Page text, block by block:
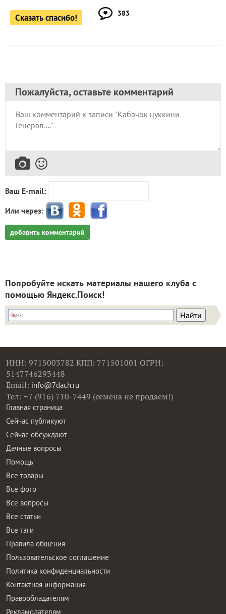
Сказать спасибо! 383
Пожалуйста, оставьте комментарий
Ваш E-mail:
Или через:
добавить комментарий
Попробуйте искать материалы нашего клуба с
помощью Яндекс.Поиск!
ИНН: 9715003782 КПП: 771501001 ОГРН:
5147746293448
Email: info@7dach.ru
Тел: +7 (916) 710-7449 (семена не продаем!)
Главная страница
Сейчас публикуют
Сейчас обсуждают
Дачные вопросы
Помощь
Все товары
Все фото
Все вопросы
Все статьи
Все тэги
Правила общения
Пользовательское соглашение
Политика конфиденциальности
Контактная информация
Правообладателям
Рекламодателям